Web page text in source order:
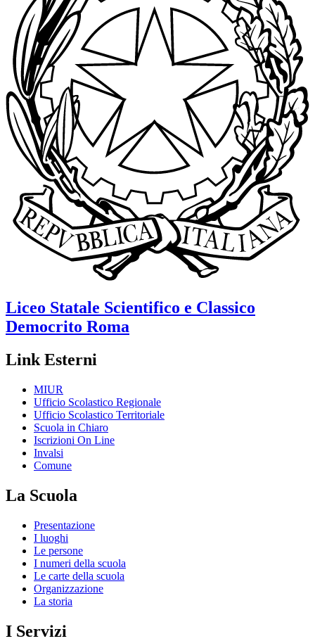
Liceo Statale Scientifico e Classico
Democrito Roma
Link Esterni
MIUR
Ufficio Scolastico Regionale
Ufficio Scolastico Territoriale
Scuola in Chiaro
Iscrizioni On Line
Invalsi
Comune
La Scuola
Presentazione
I luoghi
Le persone
I numeri della scuola
Le carte della scuola
Organizzazione
La storia
I Servizi